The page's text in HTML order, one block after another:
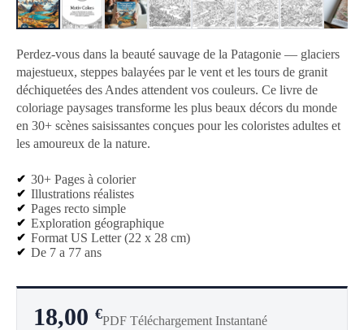
Perdez-vous dans la beauté sauvage de la Patagonie — glaciers
majestueux, steppes balayées par le vent et les tours de granit
déchiquetées des Andes attendent vos couleurs. Ce livre de
coloriage paysages transforme les plus beaux décors du monde
en 30+ scènes saisissantes conçues pour les coloristes adultes et
les amoureux de la nature.
30+ Pages à colorier
Illustrations réalistes
Pages recto simple
Exploration géographique
Format US Letter (22 x 28 cm)
De 7 a 77 ans
18,00 €PDF Téléchargement Instantané